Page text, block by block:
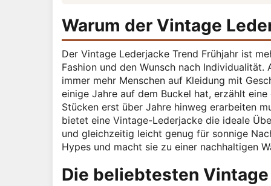
Warum der Vintage
Der Vintage Lederjacke Trend Frühjahr ist
Fashion und den Wunsch nach
immer mehr Menschen auf Kleidung mit
einige Jahre auf dem Buckel hat, erzählt
Stücken erst über Jahre hinweg erarbeiten
bietet eine Vintage-Lederjacke die ideale
und gleichzeitig leicht genug für sonnige
Hypes und macht sie zu einer nachhaltigen
Die beliebtesten